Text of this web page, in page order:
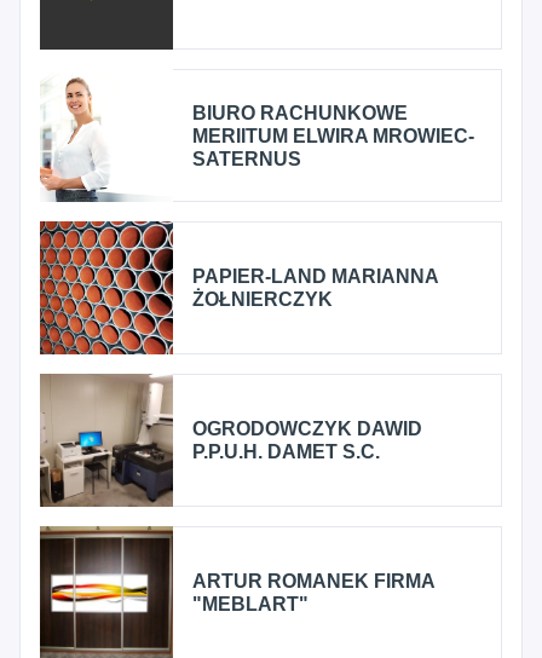
BIURO RACHUNKOWE
MERIITUM ELWIRA MROWIEC-
SATERNUS
PAPIER-LAND MARIANNA
ŻOŁNIERCZYK
OGRODOWCZYK DAWID
P.P.U.H. DAMET S.C.
ARTUR ROMANEK FIRMA
"MEBLART"